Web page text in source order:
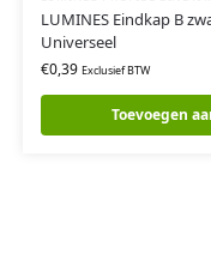
LUMINES Eindkap B
Universeel
€0,39 Exclusief BTW
Toevoegen